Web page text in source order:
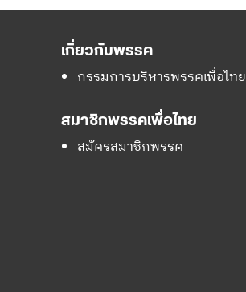
เกี่ยวกับพรรค
กรรมการบริหารพรรคเพื่อไทย
สมาชิกพรรคเพื่อไทย
สมัครสมาชิกพรรค